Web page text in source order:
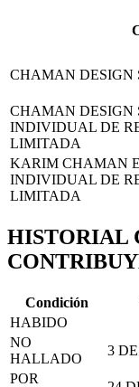
CHAMAN DESIGN
CHAMAN DESIGN
INDIVIDUAL DE
LIMITADA
KARIM CHAMAN
INDIVIDUAL DE
LIMITADA
HISTORIAL
Condición
HABIDO
NO
HALLADO
3
POR